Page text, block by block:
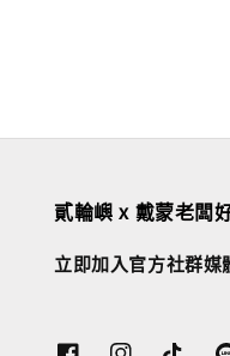
貳輪嶼 x 戴蒙老闆
立即加入官方社群媒